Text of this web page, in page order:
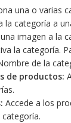
una o varias
la categoría a
imagen a la
la categoría.
de la
de productos:
Accede a los
categoría.